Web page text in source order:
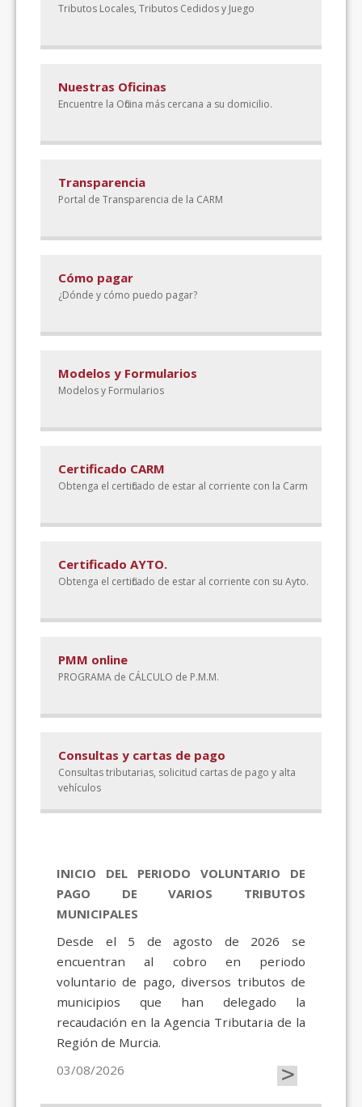
Tributos Locales, Tributos Cedidos y Juego
Nuestras Oficinas
Encuentre la Oficina más cercana a su domicilio.
Transparencia
Portal de Transparencia de la CARM
Cómo pagar
¿Dónde y cómo puedo pagar?
Modelos y Formularios
Modelos y Formularios
Certificado CARM
Obtenga el certificado de estar al corriente con la Carm
Certificado AYTO.
Obtenga el certificado de estar al corriente con su Ayto.
PMM online
PROGRAMA de CÁLCULO de P.M.M.
Consultas y cartas de pago
Consultas tributarias, solicitud cartas de pago y alta
vehículos
INICIO DEL PERIODO VOLUNTARIO DE
PAGO DE VARIOS TRIBUTOS
MUNICIPALES
Desde el 5 de agosto de 2026 se
encuentran al cobro en periodo
voluntario de pago, diversos tributos de
municipios que han delegado la
recaudación en la Agencia Tributaria de la
Región de Murcia.
03/08/2026
>